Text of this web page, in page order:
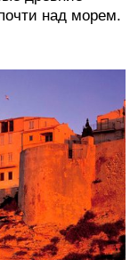
над морем.